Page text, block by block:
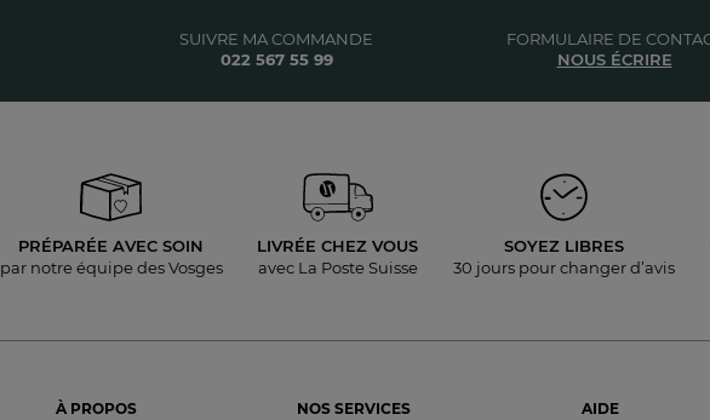
SUIVRE MA COMMANDE
022 567 55 99
FORMULAIRE DE
NOUS ÉCRIRE
PRÉPARÉE AVEC SOIN
par notre équipe des Vosges
LIVRÉE CHEZ VOUS
avec La Poste Suisse
SOYEZ LIBRES
30 jours pourchanger d’avis
À PROPOS
NOS SERVICES
AIDE